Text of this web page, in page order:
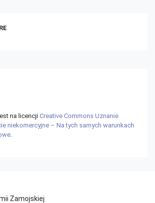
na licencji Creative Commons Uznanie
niekomercyjne – Na tych samych warunkach
Zamojskiej